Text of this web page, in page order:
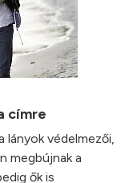
címre
lányok védelmezői,
megbújnak a
ők is